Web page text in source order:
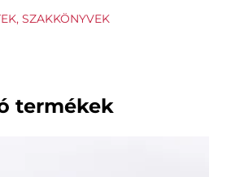
SZAKKÖNYVEK
termékek